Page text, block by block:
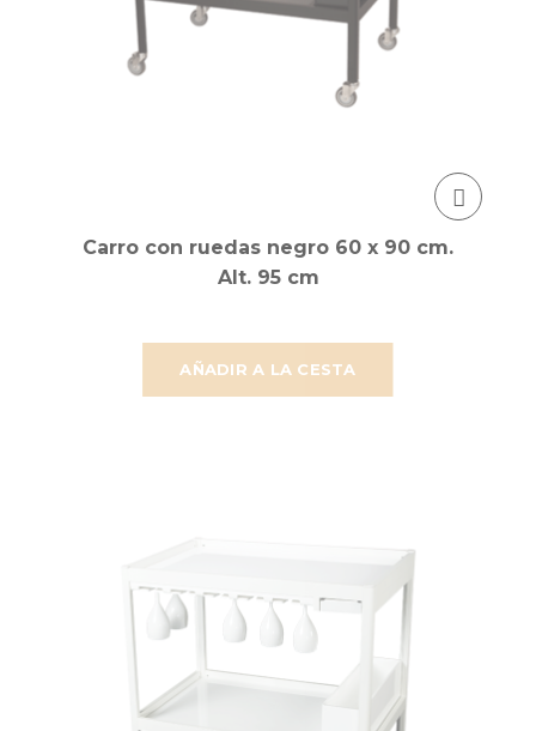
AÑADIR A LA CESTA
Carro con ruedas negro 60 x 90 cm.
Alt. 95 cm